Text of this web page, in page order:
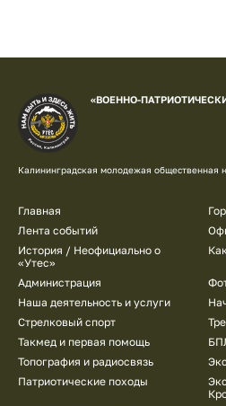
«ВОЕННО-
Калининградская молодежая общественная
Подвал
Главная
Лента событий
История / Неофициально о
«Утес»
Администрация
Наша деятельность и услуги
Стрелковый спорт
Такмед и первая помощь
Топография и радиосвязь
Патриотические походы